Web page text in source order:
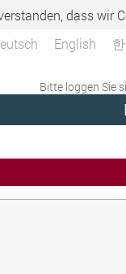
dass wir
English
Bitte loggen Sie